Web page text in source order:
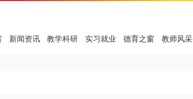
新闻资讯 教学科研 实习就业 德育之窗 教师风采